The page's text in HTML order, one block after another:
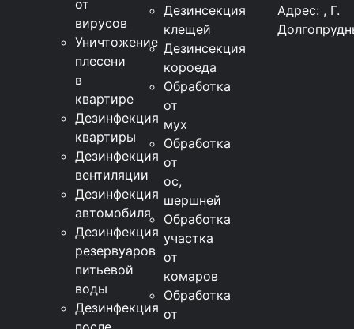
от
вирусов
Уничтожение
плесени
в
квартире
Дезинфекция
квартиры
Дезинфекция
вентиляции
Дезинфекция
автомобиля
Дезинфекция
резервуаров
питьевой
воды
Дезинфекция
Дезинсекция
клещей
Дезинсекция
короеда
Обработка
от
мух
Обработка
от
ос,
шершней
Обработка
участка
от
комаров
Обработка
от
Адрес: , Г.